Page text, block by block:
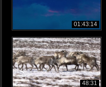
01:43:14
48:31